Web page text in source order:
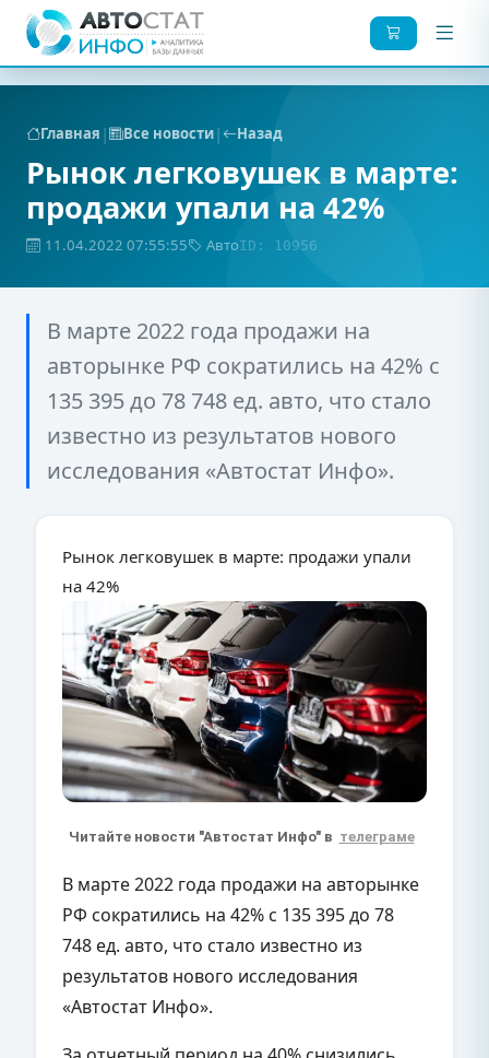
Главная | Все новости| Назад
Рынок легковушек в марте:
продажи упали на 42%
11.04.2022 07:55:55 АвтоID: 10956
В марте 2022 года продажи на
авторынке РФ сократились на 42% с
135 395 до 78 748 ед. авто, что стало
известно из результатов нового
исследования «Автостат Инфо».
Рынок легковушек в марте: продажи упали
на 42%
Читайте новости "Автостат Инфо" в телеграме
В марте 2022 года продажи на авторынке
РФ сократились на 42% с 135 395 до 78
748 ед. авто, что стало известно из
результатов нового исследования
«Автостат Инфо».